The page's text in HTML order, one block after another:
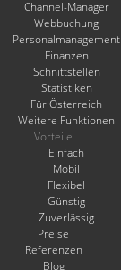
Channel-Manager
Webbuchung
Personalmanagement
Finanzen
Schnittstellen
Statistiken
Für Österreich
Weitere Funktionen
Vorteile
Einfach
Mobil
Flexibel
Günstig
Zuverlässig
Preise
Referenzen
Blog